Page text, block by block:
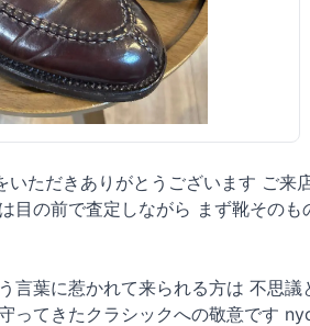
いただきありがとうございます ご
目の前で査定しながら まず靴その
言葉に惹かれて来られる方は 不思
ってきたクラシックへの敬意です